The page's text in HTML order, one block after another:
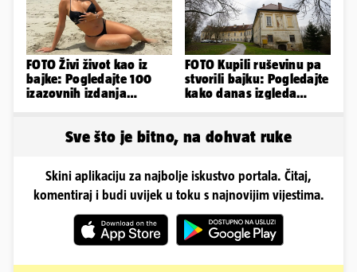
FOTO Živi život kao iz
bajke: Pogledajte 100
izazovnih izdanja
FOTO Kupili ruševinu pa
stvorili bajku: Pogledajte
kako danas izgleda
Sve što je bitno, na dohvat ruke
Skini aplikaciju za najbolje iskustvo portala. Čitaj,
komentiraj i budi uvijek u toku s najnovijim vijestima.